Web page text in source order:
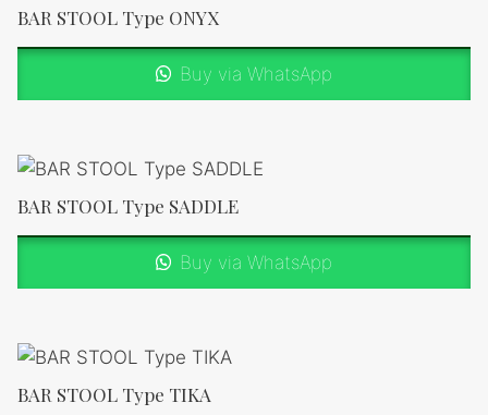
BAR STOOL Type ONYX
Buy via WhatsApp
BAR STOOL Type SADDLE
Buy via WhatsApp
BAR STOOL Type TIKA